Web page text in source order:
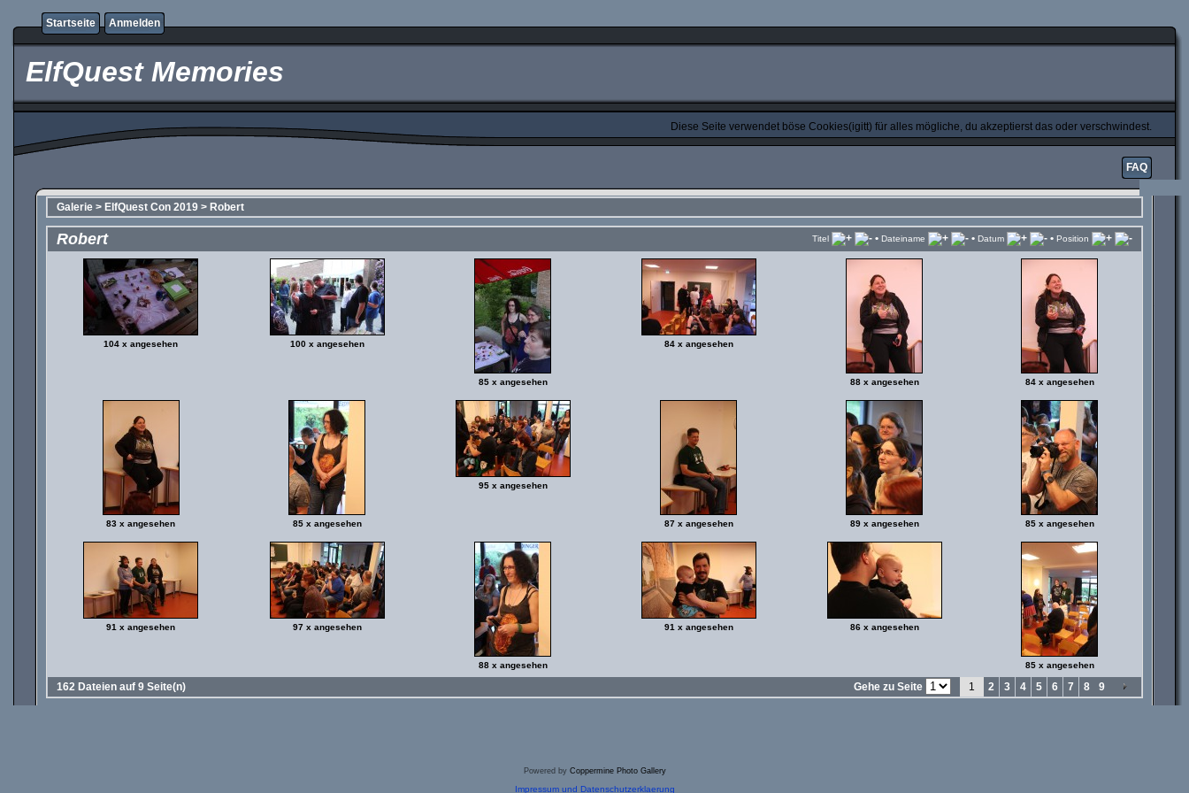
Startseite Anmelden
ElfQuest Memories
Diese Seite verwendet böse Cookies(igitt) für alles mögliche, du akzeptierst das oder verschwindest.
FAQ
Galerie > ElfQuest Con 2019 > Robert
Robert Titel • Dateiname • Datum • Position
104 x angesehen 100 x angesehen
85 x angesehen
84 x angesehen
88 x angesehen 84 x angesehen
83 x angesehen 85 x angesehen
95 x angesehen
87 x angesehen 89 x angesehen 85 x angesehen
91 x angesehen 97 x angesehen
88 x angesehen
91 x angesehen 86 x angesehen
85 x angesehen
162 Dateien auf 9 Seite(n) Gehe zu Seite 1 2 3 4 5 6 7 8 9
Powered by Coppermine Photo Gallery
Impressum und Datenschutzerklaerung